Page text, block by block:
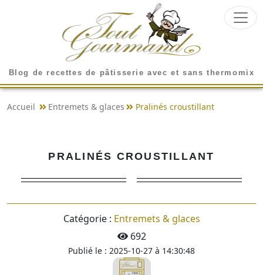
Blog de recettes de pâtisserie avec et sans thermomix
Accueil Entremets & glaces Pralinés croustillant
PRALINÉS CROUSTILLANT
Catégorie : Entremets & glaces
692
Publié le : 2025-10-27 à 14:30:48